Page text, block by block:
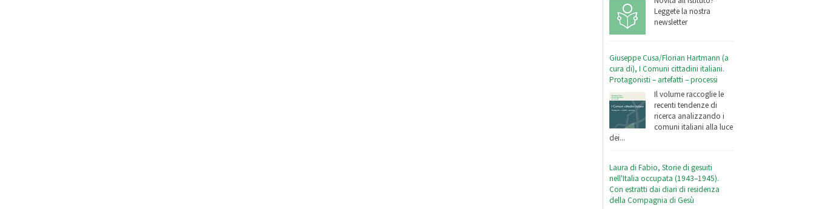
Leggete la nostra
newsletter
Giuseppe Cusa/Florian Hartmann (a
cura di), I Comuni cittadini italiani.
Protagonisti – artefatti – processi
Il volume raccoglie le
recenti tendenze di
ricerca analizzando i
comuni italiani alla luce
dei...
Laura di Fabio, Storie di gesuiti
nell'Italia occupata (1943–1945).
Con estratti dai diari di residenza
della Compagnia di Gesù